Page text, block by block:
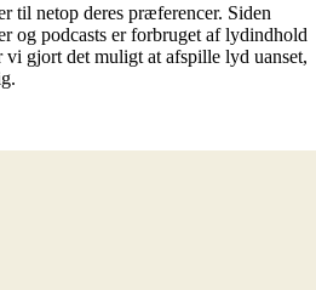
til netop deres præferencer. Siden
og podcasts er forbruget af lydindhold
vi gjort det muligt at afspille lyd uanset,